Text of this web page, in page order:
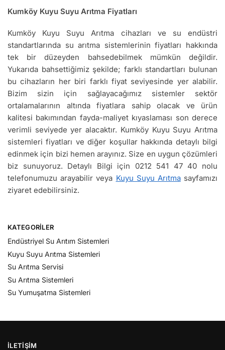
Kumköy Kuyu Suyu Arıtma Fiyatları
Kumköy Kuyu Suyu Arıtma cihazları ve su endüstri
standartlarında su arıtma sistemlerinin fiyatları hakkında
tek bir düzeyden bahsedebilmek mümkün değildir.
Yukarıda bahsettiğimiz şekilde; farklı standartları bulunan
bu cihazların her biri farklı fiyat seviyesinde yer alabilir.
Bizim sizin için sağlayacağımız sistemler sektör
ortalamalarının altında fiyatlara sahip olacak ve ürün
kalitesi bakımından fayda-maliyet kıyaslaması son derece
verimli seviyede yer alacaktır. Kumköy Kuyu Suyu Arıtma
sistemleri fiyatları ve diğer koşullar hakkında detaylı bilgi
edinmek için bizi hemen arayınız. Size en uygun çözümleri
biz sunuyoruz. Detaylı Bilgi için 0212 541 47 40 nolu
telefonumuzu arayabilir veya Kuyu Suyu Arıtmasayfamızı
ziyaret edebilirsiniz.
KATEGORILER
Endüstriyel Su Arıtım Sistemleri
Kuyu Suyu Arıtma Sistemleri
Su Arıtma Servisi
Su Arıtma Sistemleri
Su Yumuşatma Sistemleri
İLETIŞIM